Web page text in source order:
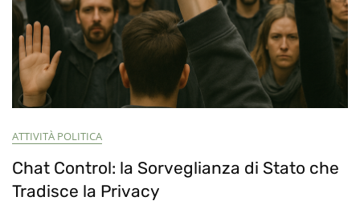
ATTIVITÀ POLITICA
Chat Control: la Sorveglianza di Stato che
Tradisce la Privacy